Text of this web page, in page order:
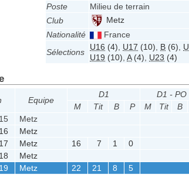
Poste
Milieu de terrain
Club
Metz
Nationalité
France
Sélections
U16 (4), U17 (10), B (6),
U19 (10), A(4), U23 (4)
Equipe
D1 D1 - PO
M
Tit B P M Tit B
Metz
Metz
Metz 16 7 1 0
Metz
Metz 22 21 8 5